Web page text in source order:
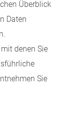
Überblick
Daten
denen Sie
Sie